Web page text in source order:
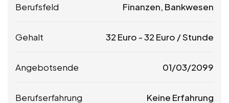
Berufsfeld Finanzen, Bankwesen
Gehalt 32 Euro -32 Euro / Stunde
Angebotsende 01/03/2099
Berufserfahrung Keine Erfahrung